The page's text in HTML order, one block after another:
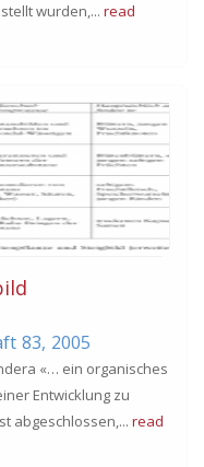
wurden,... read
83, 2005
«… ein organisches
Entwicklung zu
abgeschlossen,... read